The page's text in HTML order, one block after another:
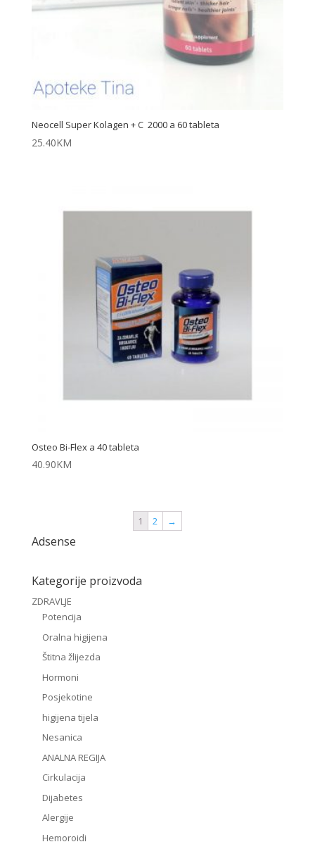
Neocell Super Kolagen + C 2000 a 60 tableta
25.40KM
Osteo Bi-Flex a 40 tableta
40.90KM
1 2 →
Adsense
Kategorije proizvoda
ZDRAVLJE
Potencija
Oralna higijena
Štitna žlijezda
Hormoni
Posjekotine
higijena tijela
Nesanica
ANALNA REGIJA
Cirkulacija
Dijabetes
Alergije
Hemoroidi